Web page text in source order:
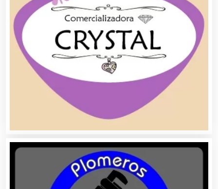
Agua Purificada
Aire Acondicionado
Alarmas
Albercas
Alimentos